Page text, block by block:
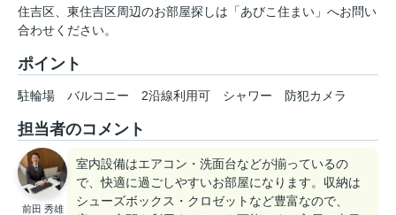
住吉区、東住吉区周辺のお部屋探しは「あびこ住まい」へお問い
合わせください。
ポイント
駐輪場 バルコニー 2沿線利用可 シャワー 防犯カメラ
担当者のコメント
前田 秀雄
室内設備はエアコン・洗面台などが揃っているの
で、快適に過ごしやすいお部屋になります。収納は
シューズボックス・クロゼットなど豊富なので、